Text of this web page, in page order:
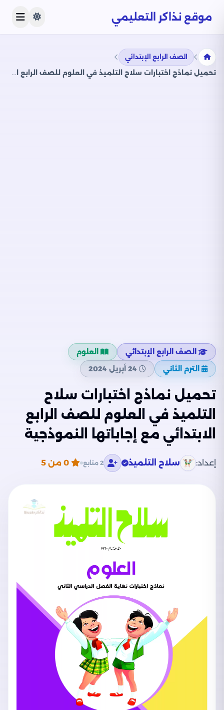
موقع نذاكر التعليمي
الصف الرابع الإبتدائي
تحميل نماذج اختبارات سلاح التلميذ في العلوم للصف الرابع الابتدائي مع إجاباتها النموذجية
الصف الرابع الإبتدائي
العلوم
الترم الثاني
24 أبريل 2024
تحميل نماذج اختبارات سلاح
التلميذ في العلوم للصف الرابع
الابتدائي مع إجاباتها النموذجية
إعداد: سلاح التلميذ 2 متابع 0 من 5